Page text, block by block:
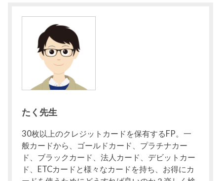
たく先生
30枚以上のクレジットカードを保有するFP。一
般カードから、ゴールドカード、プラチナカー
ド、ブラックカード、法人カード、デビットカー
ド、ETCカードと様々なカードを持ち、お得にカ